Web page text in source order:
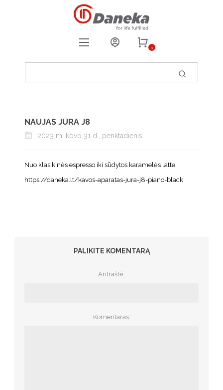
0
NAUJAS JURA J8
2023 m. kovo 31 d., penktadienis
Nuo klasikinės espresso iki sūdytos karamelės latte.
https://daneka.lt/kavos-aparatas-jura-j8-piano-black
PALIKITE KOMENTARĄ
Antraštė:
Komentaras: